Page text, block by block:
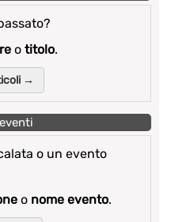
o titolo.
→
o un evento
o nome evento.